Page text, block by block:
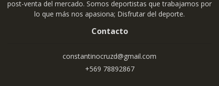
post-venta del mercado. Somos deportistas que trabajamos por
lo que más nos apasiona; Disfrutar del deporte.
Contacto
constantinocruzd@gmail.com
+569 78892867